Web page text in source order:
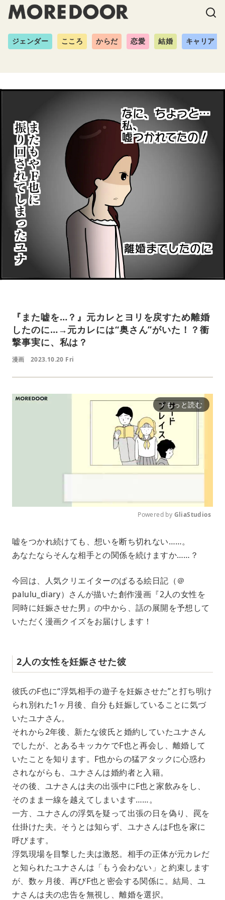
ジェンダー こころ からだ 恋愛 結婚 キャリア
『また嘘を…？』元カレとヨリを戻すため離婚
したのに…→元カレには“奥さん”がいた！？衝
撃事実に、私は？
漫画 2023.10.20 Fri
arrow_forward_ios もっと読む
u
Powered by GliaStudios
嘘をつかれ続けても、想いを断ち切れない……。
あなたならそんな相手との関係を続けますか……？
今回は、人気クリエイターのぱるる絵日記（＠
palulu_diary）さんが描いた創作漫画『2人の女性を
同時に妊娠させた男』の中から、話の展開を予想して
いただく漫画クイズをお届けします！
2人の女性を妊娠させた彼
彼氏のF也に“浮気相手の遊子を妊娠させた”と打ち明け
られ別れた1ヶ月後、自分も妊娠していることに気づ
いたユナさん。
それから2年後、新たな彼氏と婚約していたユナさん
でしたが、とあるキッカケでF也と再会し、離婚して
いたことを知ります。F也からの猛アタックに心惑わ
されながらも、ユナさんは婚約者と入籍。
その後、ユナさんは夫の出張中にF也と家飲みをし、
そのまま一線を越えてしまいます……。
一方、ユナさんの浮気を疑って出張の日を偽り、罠を
仕掛けた夫。そうとは知らず、ユナさんはF也を家に
呼びます。
浮気現場を目撃した夫は激怒。相手の正体が元カレだ
と知られたユナさんは「もう会わない」と約束します
が、数ヶ月後、再びF也と密会する関係に。結局、ユ
ナさんは夫の忠告を無視し、離婚を選択。